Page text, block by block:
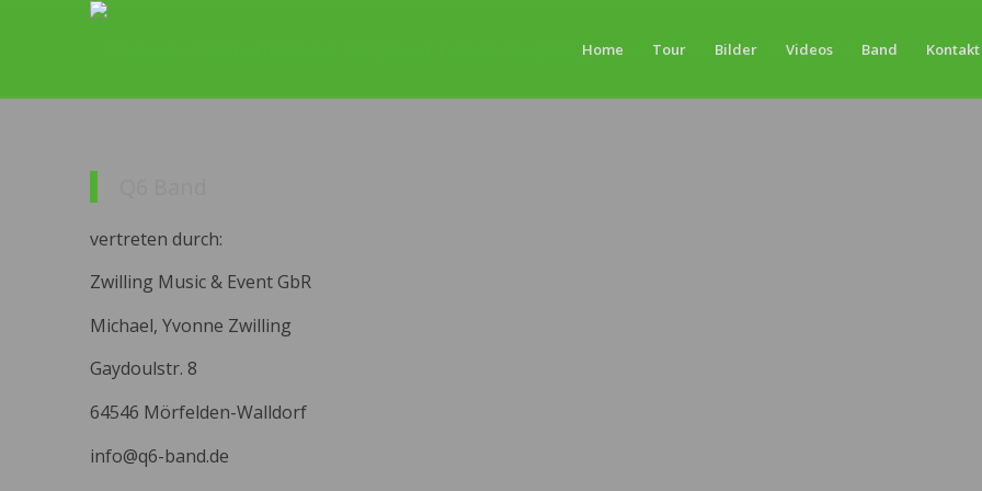
Home Tour Bilder Videos Band Kontakt
vertreten durch:
Zwilling Music & Event GbR
Michael, Yvonne Zwilling
Gaydoulstr. 8
64546 Mörfelden-Walldorf
info@q6-band.de